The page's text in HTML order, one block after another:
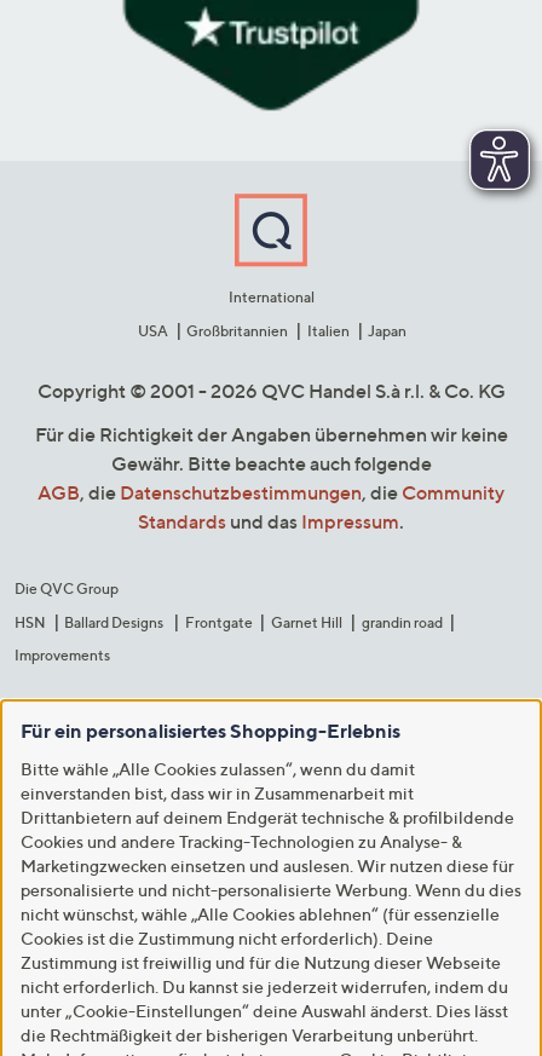
International
USA
Großbritannien Italien Japan
Copyright © 2001 - 2026 QVC Handel S.à r.l. & Co. KG
Für die Richtigkeit der Angaben übernehmen wir keine
Gewähr. Bitte beachte auch folgende
AGB, die Datenschutzbestimmungen, die Community
Standards und das Impressum.
Die QVC Group
HSN
Ballard Designs Frontgate Garnet Hill
grandin road
Improvements
Für ein personalisiertes Shopping-Erlebnis
Bitte wähle „Alle Cookies zulassen“, wenn du damit
einverstanden bist, dass wir in Zusammenarbeit mit
Drittanbietern auf deinem Endgerät technische & profilbildende
Cookies und andere Tracking-Technologien zu Analyse- &
Marketingzwecken einsetzen und auslesen. Wir nutzen diese für
personalisierte und nicht-personalisierte Werbung. Wenn du dies
nicht wünschst, wähle „Alle Cookies ablehnen“ (für essenzielle
Cookies ist die Zustimmung nicht erforderlich). Deine
Zustimmung ist freiwillig und für die Nutzung dieser Webseite
nicht erforderlich. Du kannst sie jederzeit widerrufen, indem du
unter „Cookie-Einstellungen“ deine Auswahl änderst. Dies lässt
die Rechtmäßigkeit der bisherigen Verarbeitung unberührt.